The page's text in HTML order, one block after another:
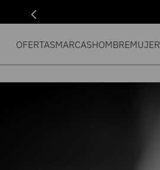
OFERTASMARCASHOMBREMUJER